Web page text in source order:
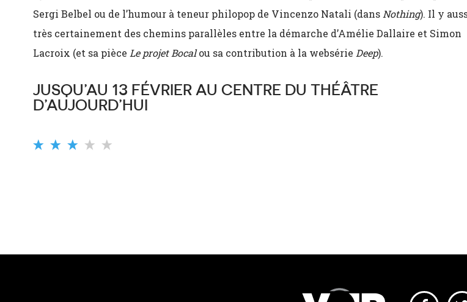
Sergi Belbel ou de l’humour à teneur philopop de Vincenzo Natali (dansNothing). Il y
très certainement des chemins parallèles entre la démarche d’Amélie Dallaire et Simon
Lacroix (et sa pièce Le projet Bocalou sa contribution à la websérie Deep).
JUSQU’AU 13 FÉVRIER AU CENTRE DU THÉÂTRE
D’AUJOURD’HUI